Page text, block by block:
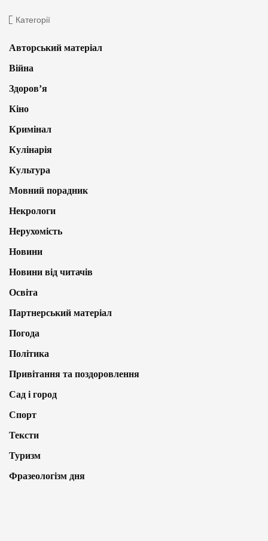
Категорії
Авторський матеріал
Війна
Здоров’я
Кіно
Кримінал
Кулінарія
Культура
Мовний порадник
Некрологи
Нерухомість
Новини
Новини від читачів
Освіта
Партнерський матеріал
Погода
Політика
Привітання та поздоровлення
Сад і город
Спорт
Тексти
Туризм
Фразеологізм дня